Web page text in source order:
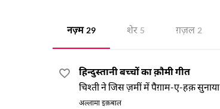
नज़्म 29 शेर 5 ग़ज़ल 2
हिन्दुस्तानी बच्चों का क़ौमी गीत
चिश्ती ने जिस ज़मीं में पैग़ाम-ए-हक़ सुनाया
अल्लामा इक़बाल